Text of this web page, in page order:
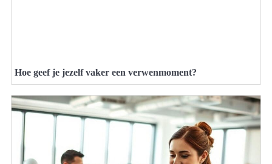
Hoe geef je jezelf vaker een verwenmoment?